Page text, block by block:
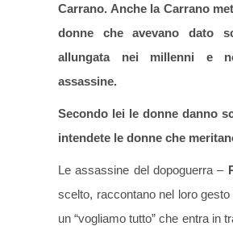
Carrano. Anche la Carrano
donne che avevano dato
allungata nei millenni e
assassine.
Secondo lei le donne danno
intendete le donne che
Le assassine del dopoguerra –
scelto, raccontano nel loro
un “vogliamo tutto” che entra in